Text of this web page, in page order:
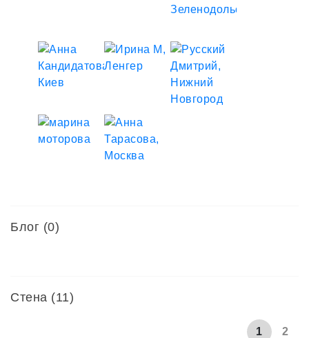
Блог (0)
Стена (11)
1 2